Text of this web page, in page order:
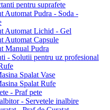
pentru suprafete
Automat Pudra - Soda -
Automat Lichid - Gel
Automat Capsule
Manual Pudra
- Solutii pentru uz profesional
Spalat Vase
Spalat Rufe
- Praf pete
- Servetele inalbire